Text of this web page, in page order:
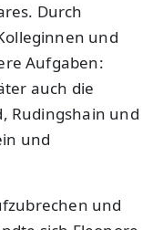
Durch
und
Aufgaben:
auch die
Rudingshain und
und
und